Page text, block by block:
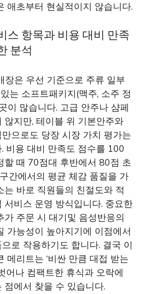
애초부터 현실적이지 않습니다.
스 항목과 비용 대비 만족
분석
장은 우선 기준으로 주류 일부
는 소프트패키지(맥주, 소주 정
이 많습니다. 고급 안주나 샴페
않지만, 테이블 위 기본안주와
으로도 당장 시장 가치 평가는
비용 대비 만족도 점수를 100
할 때 70점대 후반에서 80점 초
간에서의 평균 체감 품질을 가
는 바로 직원들의 친절도와 적
서비스 운영 방식입니다. 중요한
가 주문 시 대기및 음성반응의
가능성이 높아지기에 이점에서
로 작용하기도 합니다. 결국 이
메리트는 ‘비싼 만큼 대접 받는
어나 컴팩트한 휴식과 오락에
점에서 찾을 수 있습니다.